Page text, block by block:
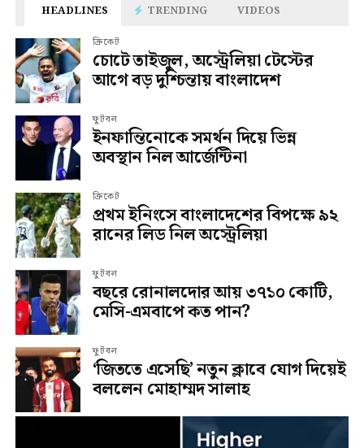
HEADLINES TRENDING VIDEOS
ক্রিকেট
চোটে তাইজুল, অস্ট্রেলিয়া টেস্টের
আগে বড় দুশ্চিন্তায় বাংলাদেশ
ফুটবল
ইনফান্তিনোকে সমর্থন দিয়ে ভিন্ন
অবস্থান নিল আর্জেন্টিনা
ক্রিকেট
প্রথম ইনিংসে বাংলাদেশের বিপক্ষে ৯২
রানের লিড নিল অস্ট্রেলিয়া
ফুটবল
বছরে রোনালদোর আয় ৩৭১০ কোটি,
মেসি-এমবাপে কত পান?
ফুটবল
‘জিততে এসেছি’ নতুন ক্লাবে যোগ দিয়েই
বললেন মোহাম্মদ সালাহ